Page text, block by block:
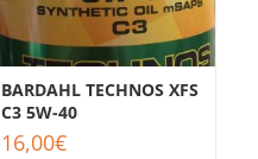
BARDAHL TECHNOS XFS
C3 5W-40
16,00€